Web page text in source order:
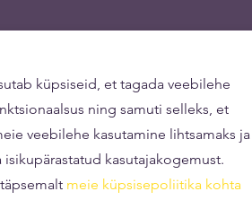
ei julgustanud siiski otseselt panku
kullavarusid kasvatada – mis
turule avama. Hiljuti
tänavu on laiendatud
küpsiseid, et tagada veebilehe
ning samuti selleks, et
veebilehe kasutamine lihtsamaks ja
isikupärastatud kasutajakogemust.
meie küpsisepoliitika kohta